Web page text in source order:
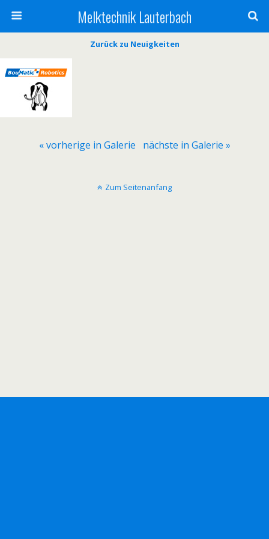
Melktechnik Lauterbach
Zurück zu Neuigkeiten
« vorherige in Galerie nächste in Galerie »
Zum Seitenanfang